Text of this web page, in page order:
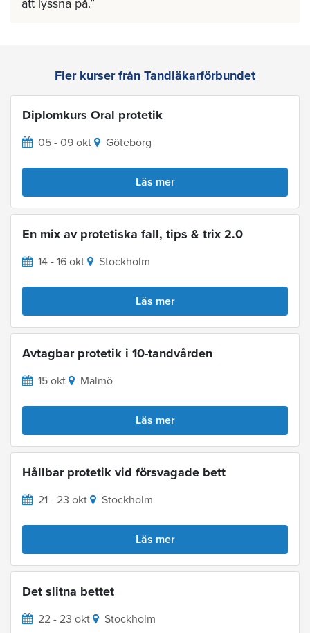
att lyssna på.
Fler kurser från Tandläkarförbundet
Diplomkurs Oral protetik
05 - 09 okt Göteborg
Läs mer
En mix av protetiska fall, tips & trix 2.0
14 - 16 okt Stockholm
Läs mer
Avtagbar protetik i 10-tandvården
15 okt Malmö
Läs mer
Hållbar protetik vid försvagade bett
21 - 23 okt Stockholm
Läs mer
Det slitna bettet
22 - 23 okt Stockholm